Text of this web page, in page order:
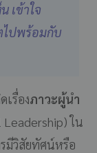
เข้าใจ
ไปพร้อมกับ
เรื่องภาวะผู้นำ
ใน
มีวิสัยทัศน์หรือ